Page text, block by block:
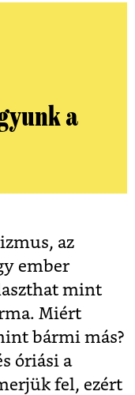
a
az
ember
mint
Miért
bármi más?
óriási a
fel, ezért